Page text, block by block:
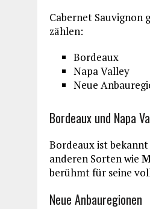
Cabernet Sauvignon
zählen:
Bordeaux
Napa Valley
Neue
Bordeaux und Napa
Bordeaux ist
anderen Sorten wie
berühmt für seine
Neue Anbauregionen